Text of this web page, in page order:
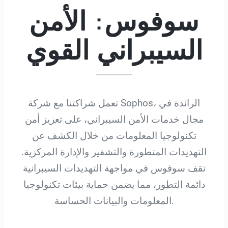
سوفوس: الأمن
السيبراني القوي
تعمل شراكتنا مع شركة Sophos، الرائدة في
مجال خدمات الأمن السيبراني، على تعزيز أمن
تكنولوجيا المعلومات من خلال الكشف عن
التهديدات المتطورة والتشفير والإدارة المركزية.
تقف سوفوس في مواجهة التهديدات السيبرانية
دائمة التطور، مما يضمن حماية بيئات تكنولوجيا
المعلومات والبيانات الحساسة.